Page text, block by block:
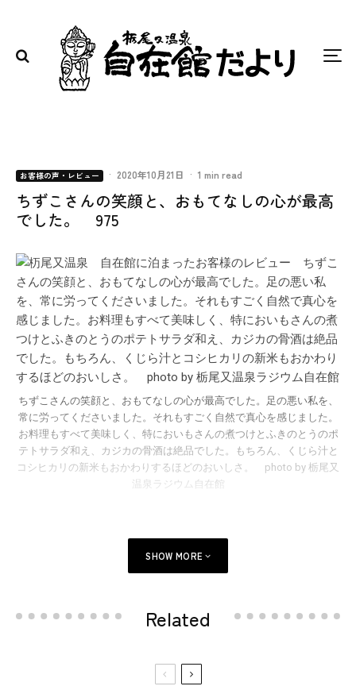
お客様の声・レビュー · 2020年10月21日 · 1 min read
ちずこさんの笑顔と、おもてなしの心が最高
でした。 975
ちずこさんの笑顔と、おもてなしの心が最高でした。足の悪い私を、
常に労ってくださいました。それもすごく自然で真心を感じました。
お料理もすべて美味しく、特においもさんの煮つけとふきのとうのポ
テトサラダ和え、カジカの骨酒は絶品でした。もちろん、くじら汁と
コシヒカリの新米もおかわりするほどのおいしさ。 photo by 栃尾又
温泉ラジウム自在館
SHOW MORE
Related